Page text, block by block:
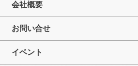
会社概要
お問い合せ
イベント